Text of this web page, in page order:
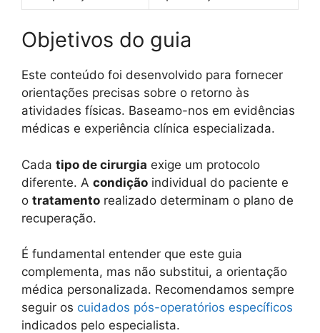
Objetivos do guia
Este conteúdo foi desenvolvido para fornecer
orientações precisas sobre o retorno às
atividades físicas. Baseamo-nos em evidências
médicas e experiência clínica especializada.
Cada tipo de cirurgia exige um protocolo
diferente. A condição individual do paciente e
o tratamento realizado determinam o plano de
recuperação.
É fundamental entender que este guia
complementa, mas não substitui, a orientação
médica personalizada. Recomendamos sempre
seguir os cuidados pós-operatórios específicos
indicados pelo especialista.